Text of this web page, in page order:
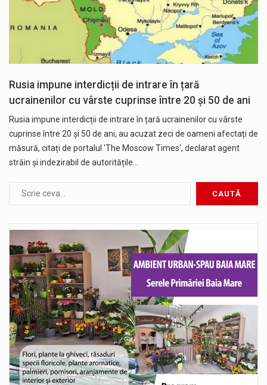
Rusia impune interdicții de intrare în țară
ucrainenilor cu vârste cuprinse între 20 și 50 de ani
Rusia impune interdicții de intrare în țară ucrainenilor cu vârste
cuprinse între 20 și 50 de ani, au acuzat zeci de oameni afectați de
măsură, citați de portalul 'The Moscow Times', declarat agent
străin și indezirabil de autoritățile…